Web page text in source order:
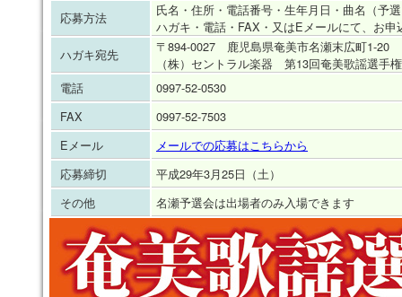
応募方法
氏名・住所・電話番号・生年月日・曲名（予
ハガキ・電話・FAX・又はEメールにて、お申
ハガキ宛先
〒894-0027 鹿児島県奄美市名瀬末広町1-20
（株）セントラル楽器 第13回奄美歌謡選手
電話
0997-52-0530
FAX
0997-52-7503
Eメール
メールでの応募はこちらから
応募締切
平成29年3月25日（土）
その他
名瀬予選会は出場者のみ入場できます